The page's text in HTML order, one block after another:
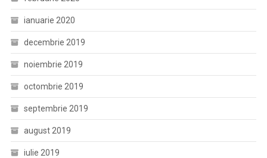
ianuarie 2020
decembrie 2019
noiembrie 2019
octombrie 2019
septembrie 2019
august 2019
iulie 2019